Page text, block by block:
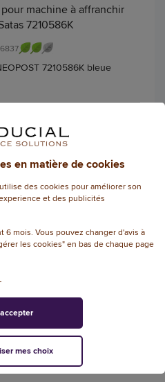
machine à affranchir
7210586K
7210586K bleue
LIVRAISON SOUS 15 JOUR(S)
en Europe
en matière de cookies
des cookies pour améliorer son
et des publicités
mois. Vous pouvez changer d'avis à
les cookies" en bas de chaque page
mes choix